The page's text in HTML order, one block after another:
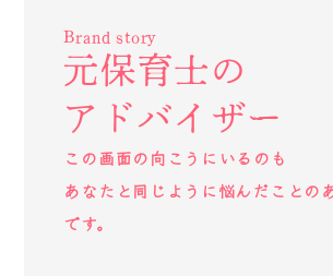
Brand story
元保育士の
アドバイザー
この画面の向こうにいるのも
あなたと同じように悩んだことの
です。